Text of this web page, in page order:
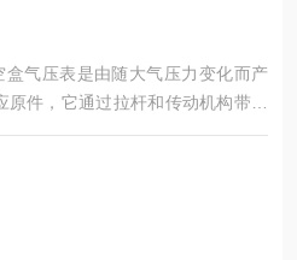
气压表是由随大气压力变化而产
件，它通过拉杆和传动机构带动
值。广泛地应用于气象、军事、航